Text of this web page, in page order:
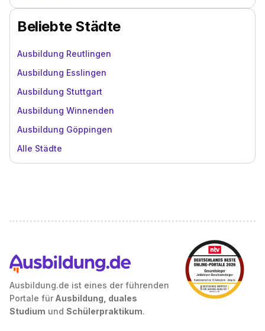
Beliebte Städte
Ausbildung Reutlingen
Ausbildung Esslingen
Ausbildung Stuttgart
Ausbildung Winnenden
Ausbildung Göppingen
Alle Städte
Ausbildung.de ist eines der führenden
Portale für Ausbildung, duales
Studium und Schülerpraktikum.